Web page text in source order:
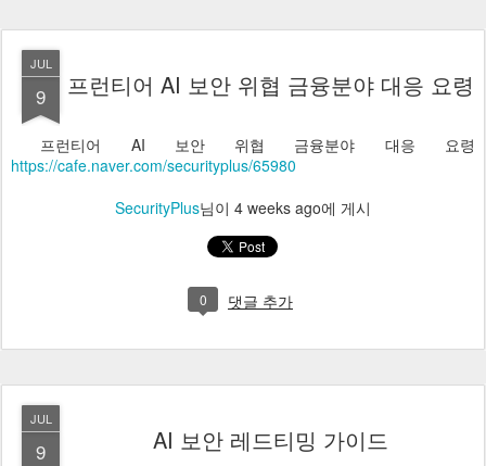
JUL
9 프런티어 AI 보안 위협 금융분야 대응 요령
프런티어 AI 보안 위협 금융분야 대응 요령
https://cafe.naver.com/securityplus/65980
SecurityPlus님이 4 weeks ago에 게시
0 댓글 추가
JUL
9 AI 보안 레드티밍 가이드